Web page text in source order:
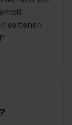
seltenen